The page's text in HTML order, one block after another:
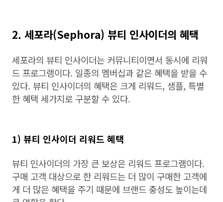
2. 세포라(Sephora) 뷰티 인사이더의 혜택
세포라의 뷰티 인사이더는 커뮤니티이면서 동시에 리워
드 프로그램이다. 일종의 멤버십과 같은 혜택을 받을 수
있다. 뷰티 인사이더의 혜택은 크게 리워드, 샘플, 특별
한 혜택 세가지로 구분할 수 있다.
1) 뷰티 인사이더 리워드 혜택
뷰티 인사이더의 가장 큰 보상은 리워드 프로그램이다.
구매 고객 대상으로 한 리워드는 더 많이 구매한 고객에
게 더 많은 혜택을 주기 때문에 브랜드 충성도 높이는데